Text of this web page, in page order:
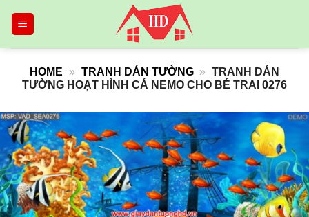
HOME » TRANH DÁN TƯỜNG » TRANH DÁN
TƯỜNG HOẠT HÌNH CÁ NEMO CHO BÉ TRAI 0276